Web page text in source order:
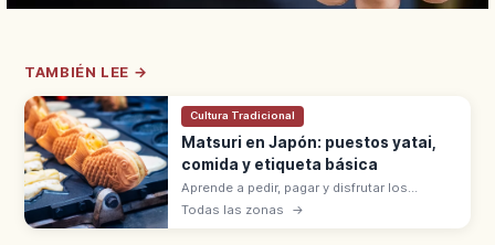
TAMBIÉN LEE →
Cultura Tradicional
Matsuri en Japón: puestos yatai,
comida y etiqueta básica
Aprende a pedir, pagar y disfrutar los
puestos de comida en los matsuri de
Todas las zonas →